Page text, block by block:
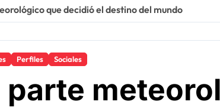
que decidió el destino del mundo
Perfiles Sociales
parte